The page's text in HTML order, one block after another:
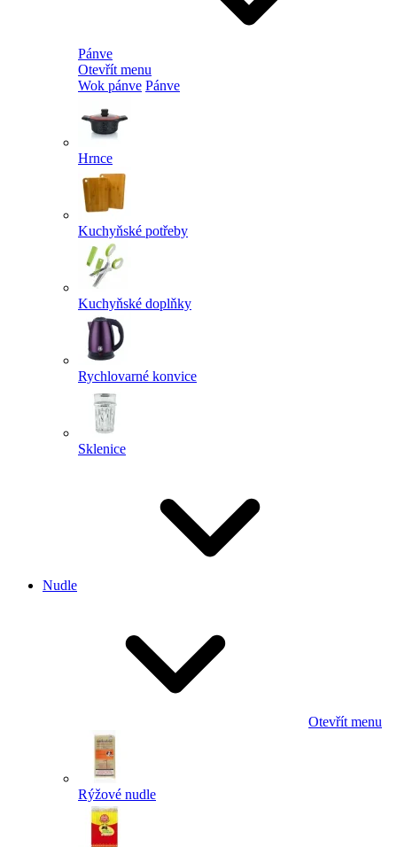
Pánve
Otevřít menu
Wok pánve Pánve
Hrnce
Kuchyňské potřeby
Kuchyňské doplňky
Rychlovarné konvice
Sklenice
Nudle
Otevřít menu
Rýžové nudle